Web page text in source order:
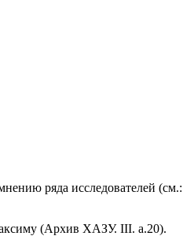
ряда исследователей (см.:
(Архив ХАЗУ. III. а.20).